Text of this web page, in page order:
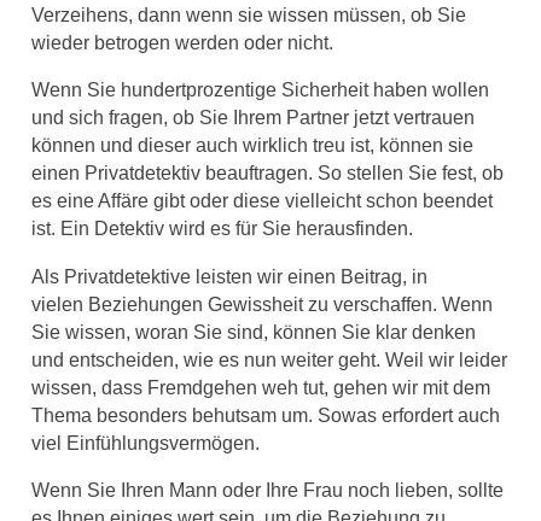
Verzeihens, dann wenn sie wissen müssen, ob Sie
wieder betrogen werden oder nicht.
Wenn Sie hundertprozentige Sicherheit haben wollen
und sich fragen, ob Sie Ihrem Partner jetzt vertrauen
können und dieser auch wirklich treu ist, können sie
einen Privatdetektiv beauftragen. So stellen Sie fest, ob
es eine Affäre gibt oder diese vielleicht schon beendet
ist. Ein Detektiv wird es für Sie herausfinden.
Als Privatdetektive leisten wir einen Beitrag, in
vielen Beziehungen Gewissheit zu verschaffen. Wenn
Sie wissen, woran Sie sind, können Sie klar denken
und entscheiden, wie es nun weiter geht. Weil wir leider
wissen, dass Fremdgehen weh tut, gehen wir mit dem
Thema besonders behutsam um. Sowas erfordert auch
viel Einfühlungsvermögen.
Wenn Sie Ihren Mann oder Ihre Frau noch lieben, sollte